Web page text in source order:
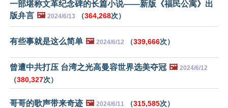
一部堪称文革纪念碑的长篇小说——新版《福民公寓》出
版弁言 🖼️ 2024/6/13 （364,268次）
有些事就是这么简单 🖼️ 2024/6/12 （339,666次）
曾遭中共打压 台湾之光高曼容世界选美夺冠 🖼️ 2024/6/12
（380,327次）
哥哥的歌声带来奇迹 🖼️ 2024/6/11 （315,585次）